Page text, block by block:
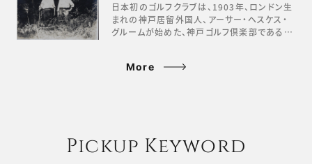
日本初のゴルフクラブは、1903年、ロンドン生
まれの神戸居留外国人、アーサー・ヘスケス・
グルームが始めた、神戸ゴルフ倶楽部である…
More
Pickup Keyword